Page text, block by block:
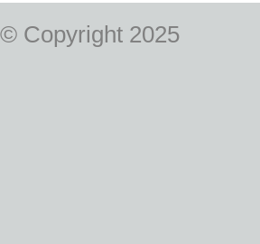
© Copyright 2025